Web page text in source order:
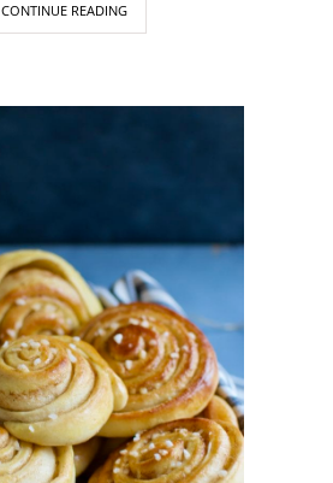
CONTINUE READING